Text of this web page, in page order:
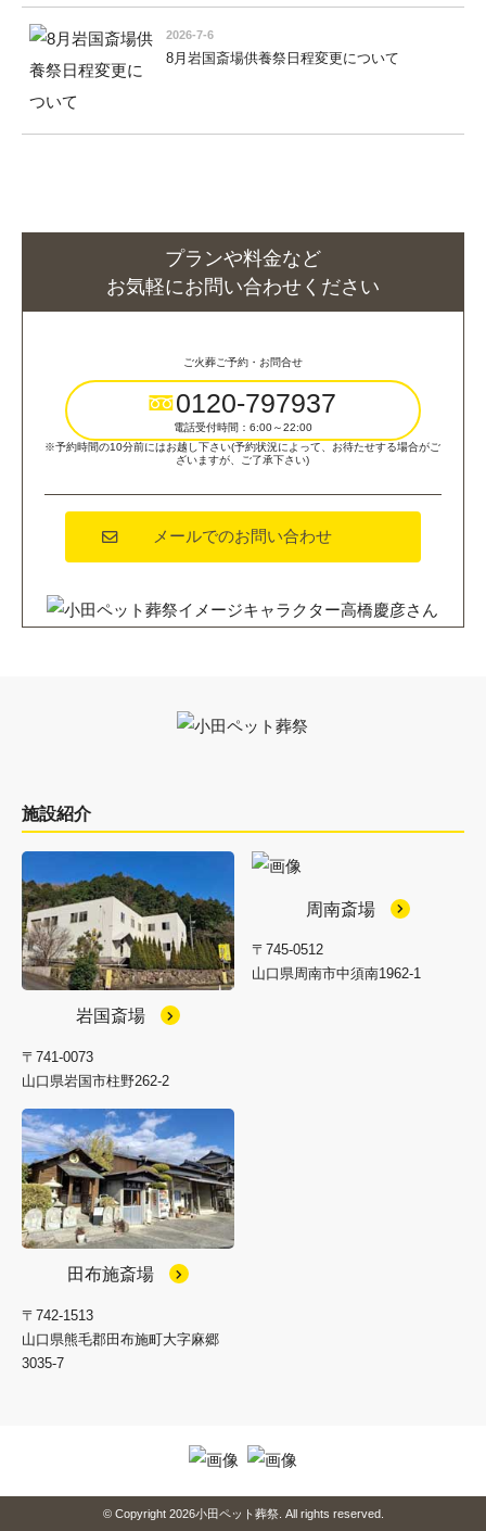
2026-7-6
8月岩国斎場供養祭日程変更について
プランや料金など
お気軽にお問い合わせください
ご火葬ご予約・お問合せ
0120-797937
電話受付時間：6:00～22:00
※予約時間の10分前にはお越し下さい(予約状況によって、お待たせする場合がご
ざいますが、ご了承下さい)
メールでのお問い合わせ
施設紹介
岩国斎場
〒741-0073
山口県岩国市柱野262-2
周南斎場
〒745-0512
山口県周南市中須南1962-1
田布施斎場
〒742-1513
山口県熊毛郡田布施町大字麻郷
3035-7
© Copyright 2026小田ペット葬祭. All rights reserved.